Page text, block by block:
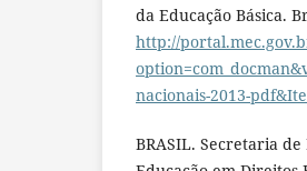
da Educação Básica.
http://
nacionais-2013-
BRASIL. Secretaria